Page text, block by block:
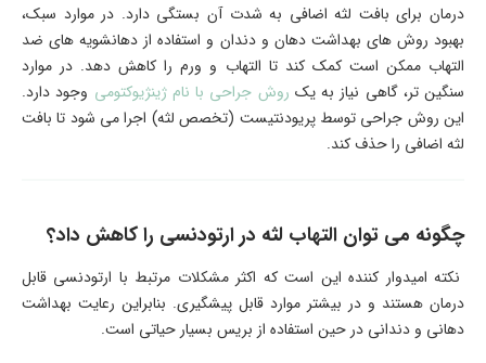
درمان برای بافت لثه اضافی به شدت آن بستگی دارد. در موارد سبک،
بهبود روش ‌های بهداشت دهان و دندان و استفاده از دهانشویه ‌های ضد
التهاب ممکن است کمک کند تا التهاب و ورم را کاهش دهد. در موارد
سنگین ‌تر، گاهی نیاز به یک روش جراحی با نام ژینژیوکتومی وجود دارد.
این روش جراحی توسط پریودنتیست (تخصص لثه) اجرا می ‌شود تا بافت
لثه اضافی را حذف کند.
چگونه می ‌توان التهاب لثه در ارتودنسی را کاهش داد؟
نکته امیدوار ‌کننده این است که اکثر مشکلات مرتبط با ارتودنسی قابل
درمان هستند و در بیشتر موارد قابل پیشگیری. بنابراین رعایت بهداشت
دهانی و دندانی در حین استفاده از بریس بسیار حیاتی است.